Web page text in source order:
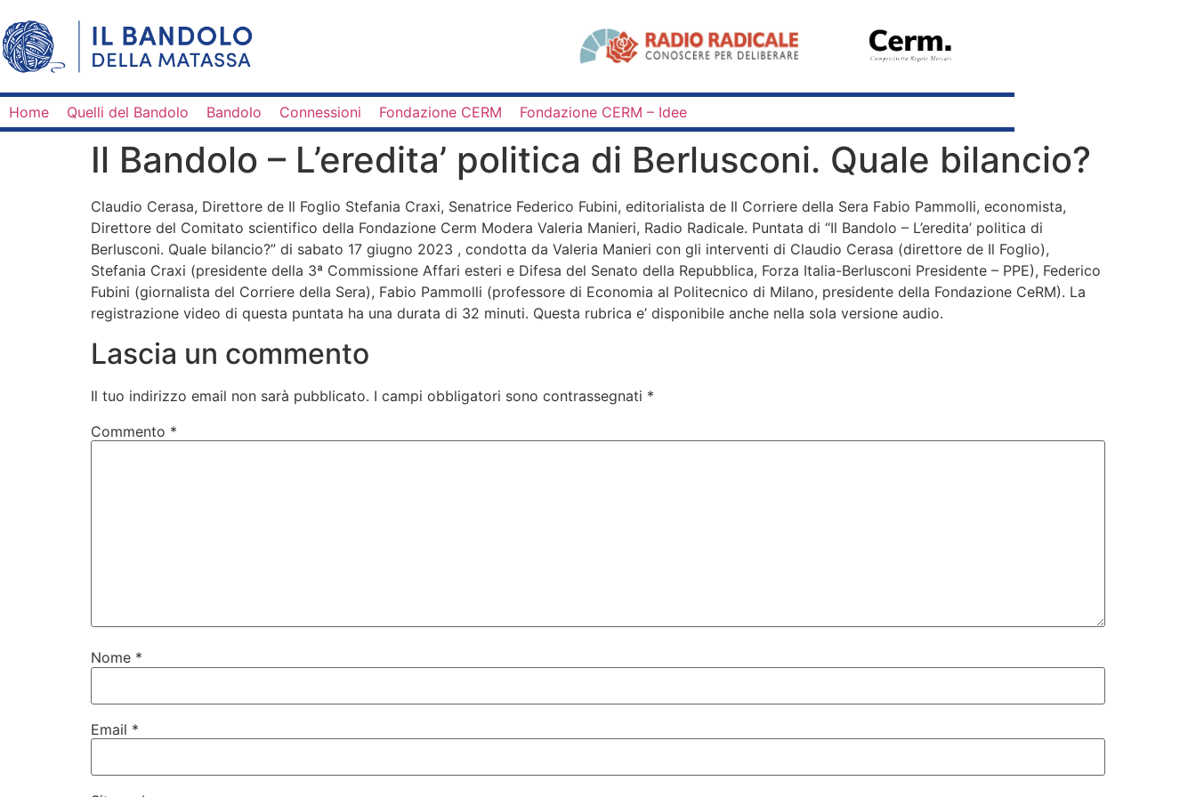
Home Quelli del Bandolo Bandolo Connessioni Fondazione CERM Fondazione CERM – Idee
Il Bandolo – L’eredita’ politica di Berlusconi. Quale bilancio?
Claudio Cerasa, Direttore de Il Foglio Stefania Craxi, Senatrice Federico Fubini, editorialista de Il Corriere della Sera Fabio Pammolli, economista,
Direttore del Comitato scientifico della Fondazione Cerm Modera Valeria Manieri, Radio Radicale. Puntata di “Il Bandolo – L’eredita’ politica di
Berlusconi. Quale bilancio?” di sabato 17 giugno 2023 , condotta da Valeria Manieri con gli interventi di Claudio Cerasa (direttore de Il Foglio),
Stefania Craxi (presidente della 3ª Commissione Affari esteri e Difesa del Senato della Repubblica, Forza Italia-Berlusconi Presidente – PPE), Federico
Fubini (giornalista del Corriere della Sera), Fabio Pammolli (professore di Economia al Politecnico di Milano, presidente della Fondazione CeRM). La
registrazione video di questa puntata ha una durata di 32 minuti. Questa rubrica e’ disponibile anche nella sola versione audio.
Lascia un commento
Il tuo indirizzo email non sarà pubblicato. I campi obbligatori sono contrassegnati *
Commento *
Nome *
Email *